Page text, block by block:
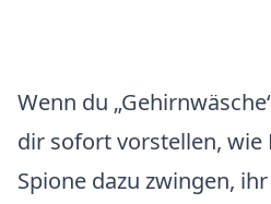
Wenn du
dir sofort vorstellen, wie
Spione dazu zwingen,